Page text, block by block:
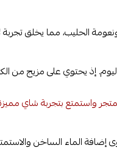
الحليب، مما يخلق تجربة
إذ يحتوي على مزيج من
واستمتع بتجربة شاي
الماء الساخن